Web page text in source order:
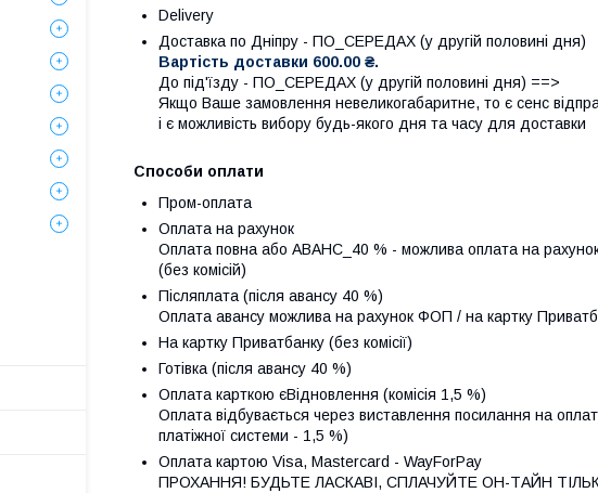
Delivery
Дocтaвкa по Дніпру - ПО_СЕРЕДАХ (у другій половині дня)
Вартість доставки 600.00 ₴.
До під'їзду - ПО_СЕРЕДАХ (у другій половині дня) ==>
Якщо Ваше замовлення невеликогабаритне, то є сенс
і є можливість вибору будь-якого дня та часу для доставки
Способи оплати
Пром-оплата
Оплата на рахунок
Оплата повна або АВАНС_40 % - можлива оплата на
(без комісій)
Післяплата (після авансу 40 %)
Оплата авансу можлива на рахунок ФОП / на картку
На картку Приватбанку (без комісії)
Готівка (після авансу 40 %)
Оплата карткою єВідновлення (комісія 1,5 %)
Оплата відбувається через виставлення посилання на
платіжної системи - 1,5 %)
Оплата картою Visa, Mastercard - WayForPay
ПРОХАННЯ! БУДЬТЕ ЛАСКАВІ, СПЛАЧУЙТЕ ОН-ТАЙН